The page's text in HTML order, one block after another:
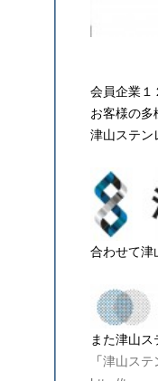
会員企業１
お客様の多
津山ステン
合わせて津
また津山ス
「津山ステ